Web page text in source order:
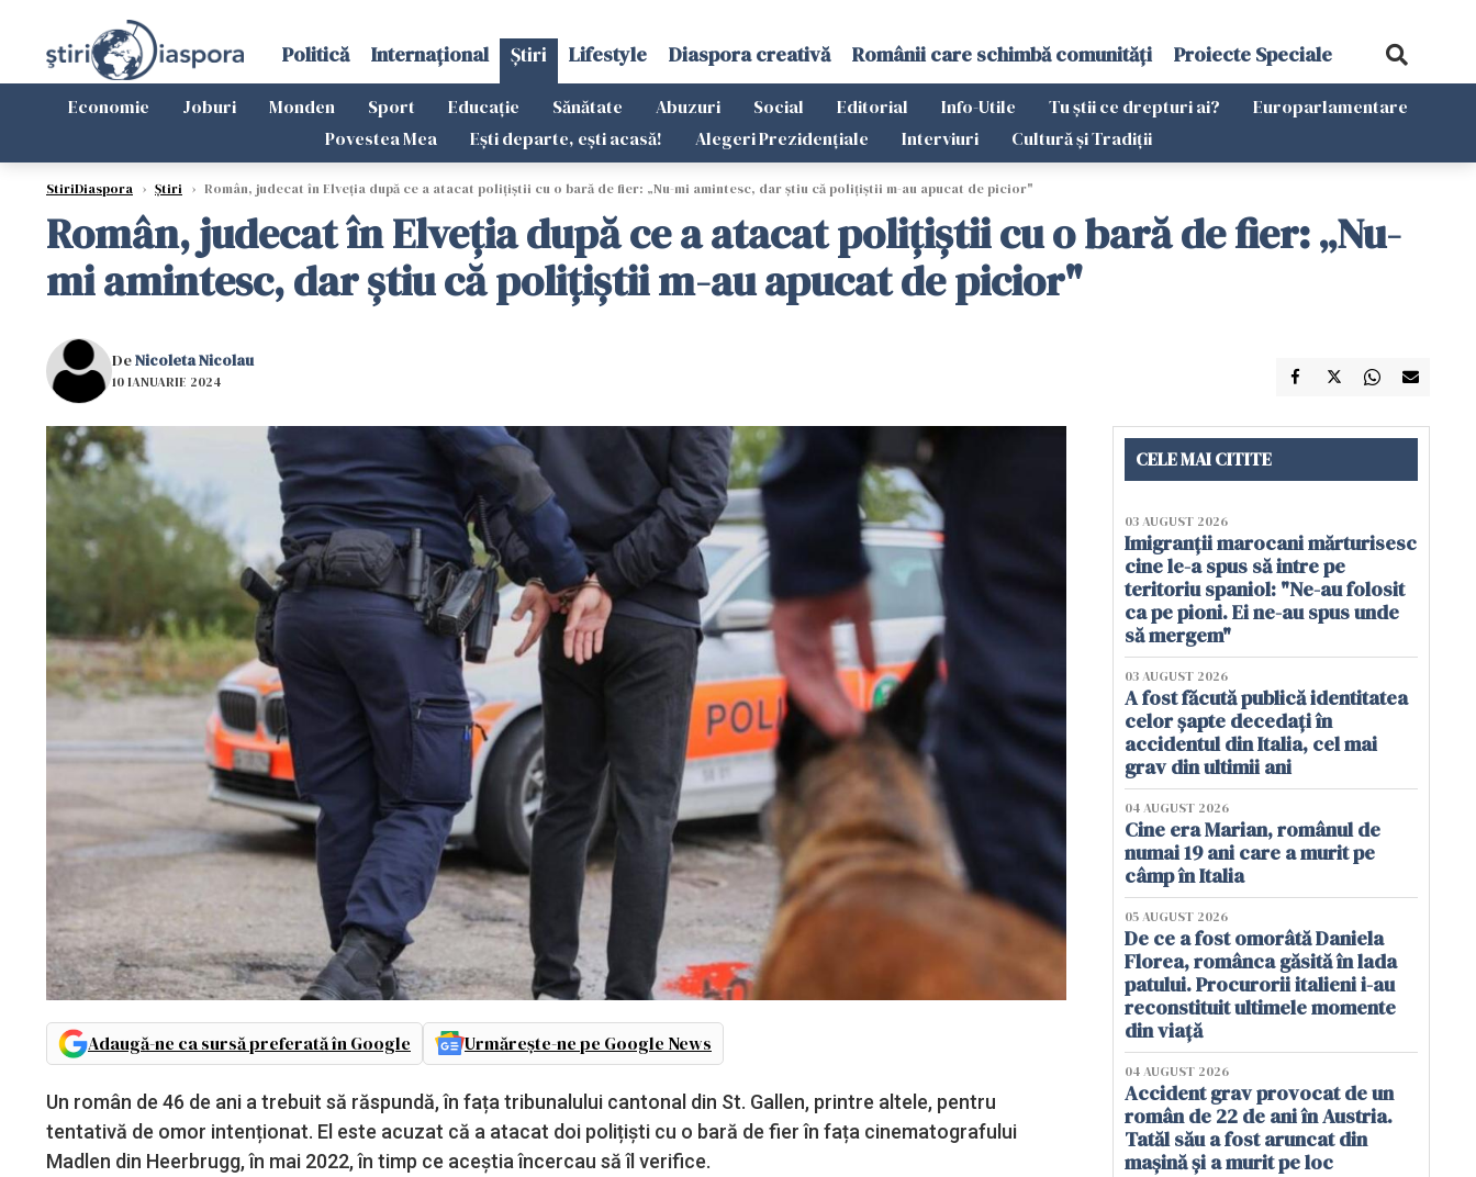
Politică Internațional Știri Lifestyle Diaspora creativă Românii care schimbă comunități Proiecte Speciale
Economie Joburi Monden Sport Educație Sănătate Abuzuri Social Editorial Info-Utile Tu știi ce drepturi ai?
Europarlamentare
Povestea Mea
Ești departe, ești acasă! Alegeri Prezidențiale Interviuri Cultură și Tradiții
StiriDiaspora › Știri › Român, judecat în Elveția după ce a atacat polițiștii cu o bară de fier: „Nu-mi amintesc, dar știu că polițiștii m-au apucat de picior"
Român, judecat în Elveția după ce a atacat polițiștii cu o bară de fier: „Nu-
mi amintesc, dar știu că polițiștii m-au apucat de picior"
DeNicoleta Nicolau
10 IANUARIE 2024
Adaugă-ne ca sursă preferată în Google Urmărește-ne pe Google News
Un român de 46 de ani a trebuit să răspundă, în fața tribunalului cantonal din St. Gallen, printre altele, pentru
tentativă de omor intenționat. El este acuzat că a atacat doi polițiști cu o bară de fier în fața cinematografului
Madlen din Heerbrugg, în mai 2022, în timp ce aceștia încercau să îl verifice.
CELE MAI CITITE
03 AUGUST 2026
Imigranții marocani mărturisesc
cine le-a spus să intre pe
teritoriu spaniol: "Ne-au folosit
ca pe pioni. Ei ne-au spus unde
să mergem"
03 AUGUST 2026
A fost făcută publică identitatea
celor șapte decedați în
accidentul din Italia, cel mai
grav din ultimii ani
04 AUGUST 2026
Cine era Marian, românul de
numai 19 ani care a murit pe
câmp în Italia
05 AUGUST 2026
De ce a fost omorâtă Daniela
Florea, românca găsită în lada
patului. Procurorii italieni i-au
reconstituit ultimele momente
din viață
04 AUGUST 2026
Accident grav provocat de un
român de 22 de ani în Austria.
Tatăl său a fost aruncat din
mașină și a murit pe loc